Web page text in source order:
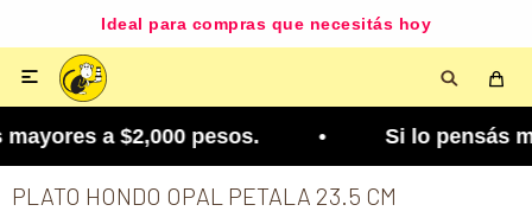
Ideal para compras que necesitás hoy

a $2,000 pesos. • Si lo pensás
PLATO HONDO OPAL PETALA 23.5 CM